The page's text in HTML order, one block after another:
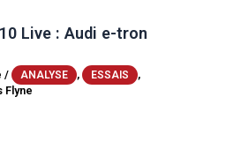
Live : Audi e-tron
/ ANALYSE , ESSAIS ,
Flyne